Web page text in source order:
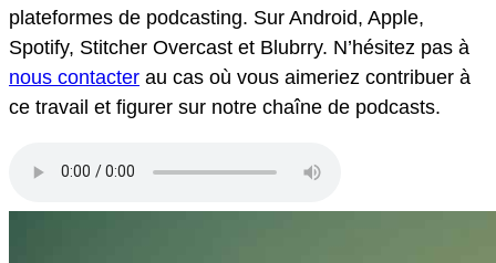
plateformes de podcasting. Sur Android, Apple,
Spotify, Stitcher Overcast et Blubrry. N’hésitez pas à
nous contacter au cas où vous aimeriez contribuer à
ce travail et figurer sur notre chaîne de podcasts.